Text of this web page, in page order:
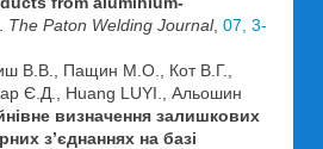
The Paton Welding Journal, 07, 3-
В.В., Пащин М.О., Кот В.Г.,
Є.Д., Huang LUYI., Альошин
визначення залишкових
з’єднаннях на базі